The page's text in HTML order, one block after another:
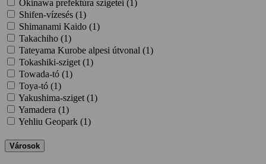
Okinawa prefektúra szigetei (1 )
Shifen-vízesés (1)
Shimanami Kaido (1)
Takachiho (1)
Tateyama Kurobe alpesi útvonal (1)
Tokashiki-sziget (1)
Towada-tó (1)
Toya-tó (1)
Yakushima-sziget (1)
Yamadera (1)
Yehliu Geopark (1)
Városok